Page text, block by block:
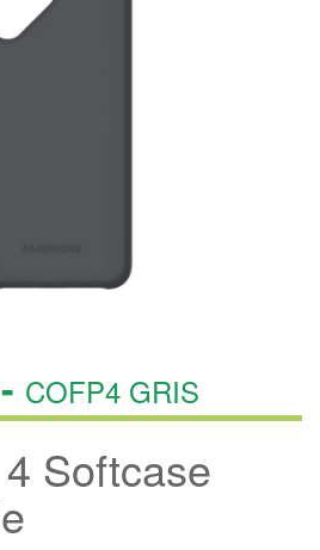
COFP4 GRIS
Softcase